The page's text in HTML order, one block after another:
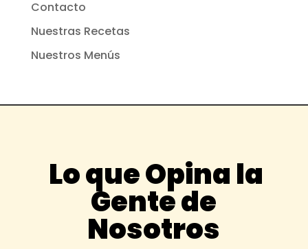
Contacto
Nuestras Recetas
Nuestros Menús
Lo que Opina la
Gente de
Nosotros